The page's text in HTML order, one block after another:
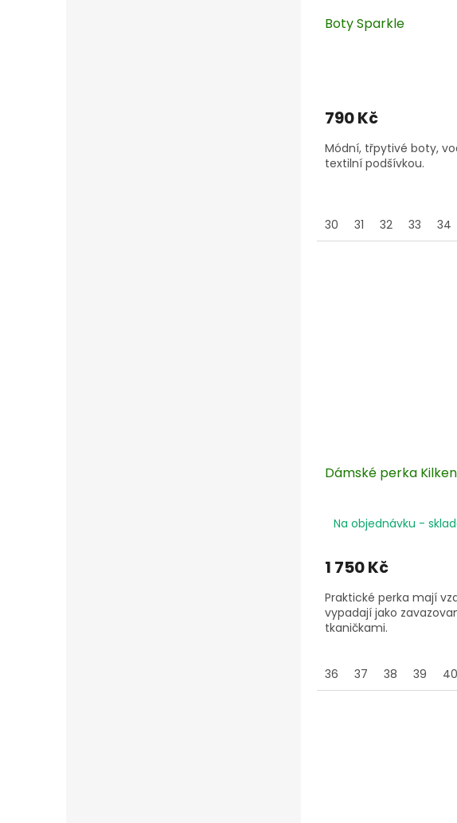
Boty Sparkle
790 Kč
Módní, třpytivé boty,
textilní podšívkou.
30 31 32 33 34
Dámské perka
Na objednávku -
1 750 Kč
Praktické perka mají
vypadají jako
tkaničkami.
36 37 38 39 40